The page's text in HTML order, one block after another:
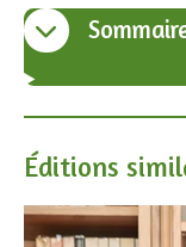
Éditions